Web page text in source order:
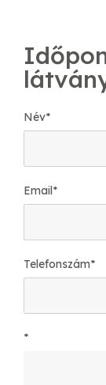
Név*
Email*
Telefonszám*
*